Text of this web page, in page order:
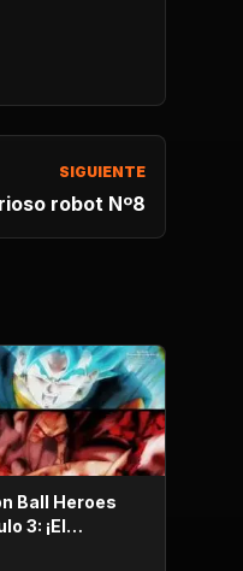
SIGUIENTE
robot Nº8
Ball Heroes
3: ¡El